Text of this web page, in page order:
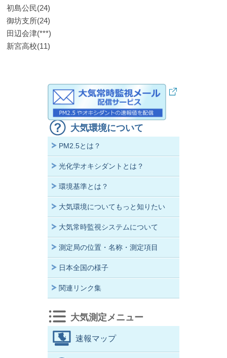
初島公民(24)
御坊支所(24)
田辺会津(***)
新宮高校(11)
大気環境について
PM2.5とは？
光化学オキシダントとは？
環境基準とは？
大気環境についてもっと知りたい
大気常時監視システムについて
測定局の位置・名称・測定項目
日本全国の様子
関連リンク集
大気測定メニュー
速報マップ